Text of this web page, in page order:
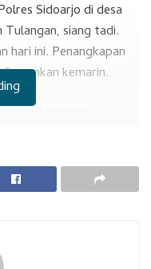
Sidoarjo di desa
siang tadi.
hari ini. Penangkapan
kemarin.
Pelaku Dugaan
kemarin adalah
Sidoarjo. Oknum